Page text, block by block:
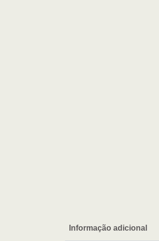
Informação adicional